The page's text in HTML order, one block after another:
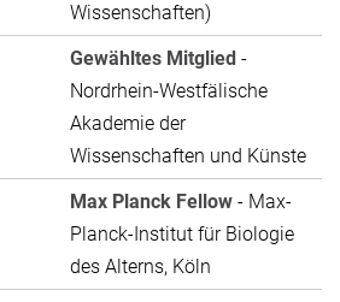
Wissenschaften)
Gewähltes Mitglied -
Nordrhein-Westfälische
Akademie der
Wissenschaften und Künste
Max Planck Fellow - Max-
Planck-Institut für Biologie
des Alterns, Köln